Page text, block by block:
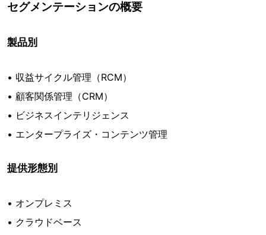
セグメンテーションの概要
製品別
• 収益サイクル管理（RCM）
• 顧客関係管理（CRM）
• ビジネスインテリジェンス
• エンタープライズ・コンテンツ管理
提供形態別
• オンプレミス
• クラウドベース